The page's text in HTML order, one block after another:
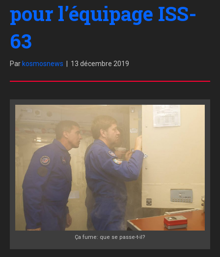
pour l’équipage ISS-
63
Par kosmosnews 13 décembre 2019
Ça fume: que se passe-t-il?